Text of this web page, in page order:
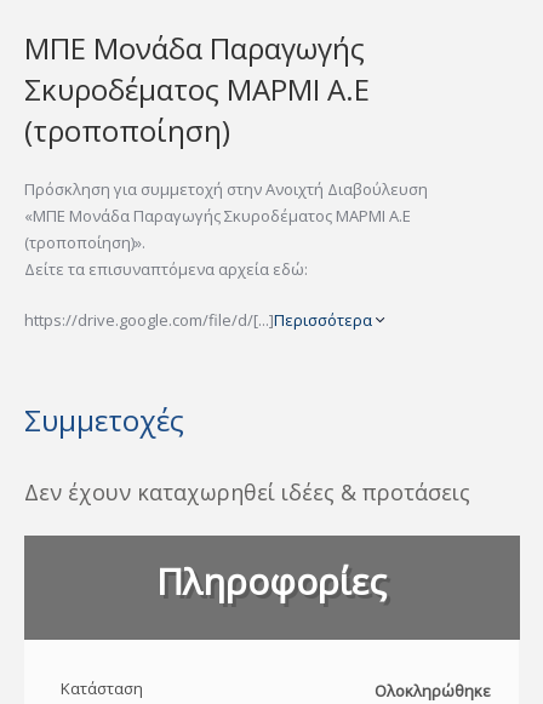
ΜΠΕ Μονάδα Παραγωγής
Σκυροδέματος ΜΑΡΜΙ Α.Ε
(τροποποίηση)
Πρόσκληση για συμμετοχή στην Ανοιχτή Διαβούλευση
«ΜΠΕ Μονάδα Παραγωγής Σκυροδέματος ΜΑΡΜΙ Α.Ε
(τροποποίηση)».
Δείτε τα επισυναπτόμενα αρχεία εδώ:
https://drive.google.com/file/d/[...]Περισσότερα
Συμμετοχές
Δεν έχουν καταχωρηθεί ιδέες & προτάσεις
Πληροφορίες
Κατάσταση
Ολοκληρώθηκε